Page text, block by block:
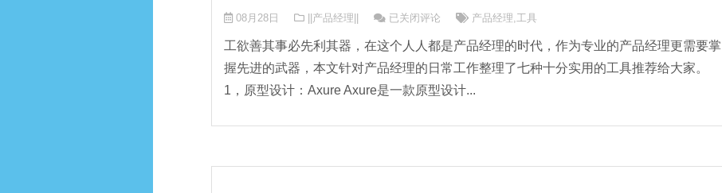
08月28日 ||产品经理|| 产品经理必备七脉神剑
已关闭评论 产品经理,工具
工欲善其事必先利其器，在这个人人都是产品经理的时代，作为专业的产品经理更需要掌
握先进的武器，本文针对产品经理的日常工作整理了七种十分实用的工具推荐给大家。
1，原型设计：Axure Axure是一款原型设计...